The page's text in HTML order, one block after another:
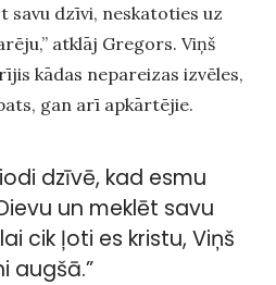
savu dzīvi, neskatoties uz
atklāj Gregors. Viņš
kādas nepareizas izvēles,
gan arī apkārtējie.
dzīvē, kad esmu
un meklēt savu
cik ļoti es kristu, Viņš
augšā.”